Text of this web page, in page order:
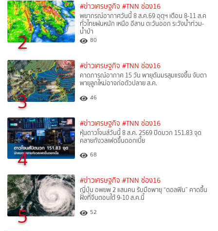
2
#ข่าวเศรษฐกิจ #TNN ช่อง16
พยากรณ์อากาศวันนี้ 8 ส.ค.69 อุตุฯ เตือน 8-11 ส.ค
ทั่วไทยฝนหนัก เหนือ อีสาน ตะวันออก ระวังน้ำท่วม-
น้ำป่า
80
3
#ข่าวเศรษฐกิจ #TNN ช่อง16
คาดการณ์อากาศ 15 วัน พายุดันมรสุมแรงขึ้น จับตา
พายุลูกใหม่อาจก่อตัวปลาย ส.ค.
46
4
#ข่าวเศรษฐกิจ #TNN ช่อง16
หุ้นดาวโจนส์วันนี้ 8 ส.ค. 2569 ปิดบวก 151.83 จุด
คลายกังวลเฟดขึ้นดอกเบี้ย
68
5
#ข่าวเศรษฐกิจ #TNN ช่อง16
ญี่ปุ่น อพยพ 2 แสนคน รับมือพายุ “ดอลฟิน” คาดขึ้น
ฝั่งที่จีนตอนใต้ 9-10 ส.ค.นี้
52